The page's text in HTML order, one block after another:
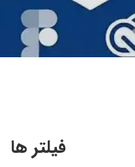
فیلتر ها